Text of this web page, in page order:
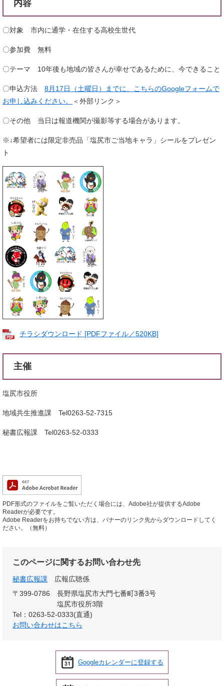
内容
〇対象 市内に通学・在住する高校生世代
〇参加費 無料
〇テーマ 10年後も地域の皆さんが幸せであるために、今できること
〇申込方法 8月17日（土曜日）までに、こちらのGoogleフォームで
お申し込みください。
＜外部リンク＞
〇その他 当日は報道機関が撮影等する場合があります。
※↓希望者には限定非売品「塩尻市ご当地キャラ」シールをプレゼン
ト
チラシダウンロード [PDFファイル／520KB]
主催
塩尻市役所
地域共生推進課 Tel0263-52-7315
秘書広報課 Tel0263-52-0333
PDF形式のファイルをご覧いただく場合には、Adobe社が提供するAdobe
Readerが必要です。
Adobe Readerをお持ちでない方は、バナーのリンク先からダウンロードしてく
ださい。（無料）
このページに関するお問い合わせ先
秘書広報課
広報広聴係
〒399-0786
長野県塩尻市大門七番町3番3号
塩尻市役所3階
Tel：0263-52-0333(直通)
お問い合わせはこちら
Googleカレンダーに登録する